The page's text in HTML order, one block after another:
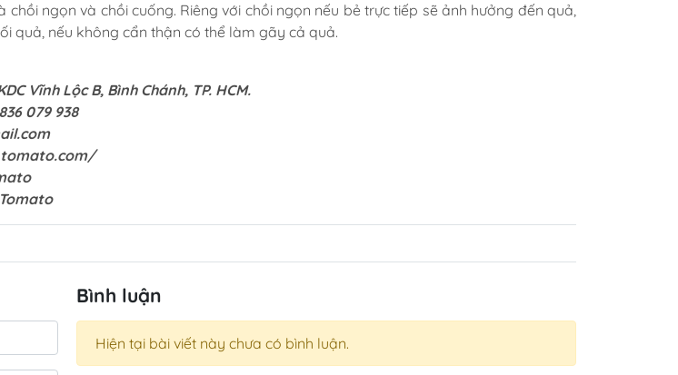
chồi ngọn và chồi cuống. Riêng với chồi ngọn nếu bẻ trực tiếp sẽ ảnh hưởng đến quả,
quả, nếu không cẩn thận có thể làm gãy cả quả.
Vĩnh Lộc B, Bình Chánh, TP. HCM.
079 938
Bình luận
Hiện tại bài viết này chưa có bình luận.